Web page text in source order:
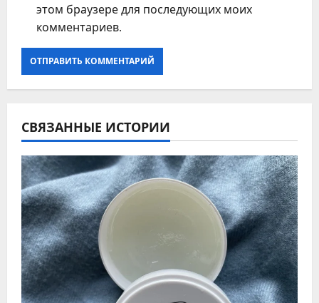
этом браузере для последующих моих
комментариев.
СВЯЗАННЫЕ ИСТОРИИ